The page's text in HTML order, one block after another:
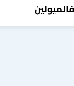
فالميولين